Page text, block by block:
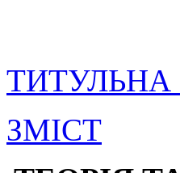
ТИТУЛЬНА
ЗМІСТ